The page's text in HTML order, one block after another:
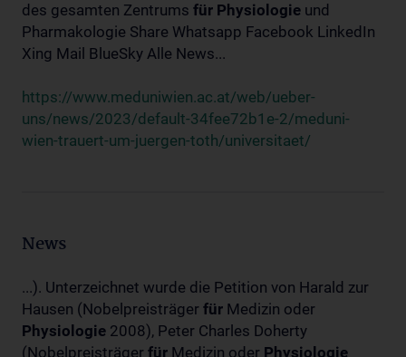
des gesamten Zentrums für Physiologie und
Pharmakologie Share Whatsapp Facebook LinkedIn
Xing Mail BlueSky Alle News...
https://www.meduniwien.ac.at/web/ueber-
uns/news/2023/default-34fee72b1e-2/meduni-
wien-trauert-um-juergen-toth/universitaet/
News
...). Unterzeichnet wurde die Petition von Harald zur
Hausen (Nobelpreisträger für Medizin oder
Physiologie 2008), Peter Charles Doherty
(Nobelpreisträger für Medizin oder Physiologie